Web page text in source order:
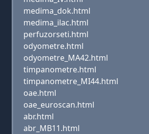
medima_dok.html
medima_ilac.html
perfuzorseti.html
odyometre.html
odyometre_MA42.html
timpanometre.html
timpanometre_MI44.html
oae.html
oae_euroscan.html
abr.html
abr_MB11.html